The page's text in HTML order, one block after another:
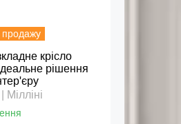
продажу
крісло
рішення